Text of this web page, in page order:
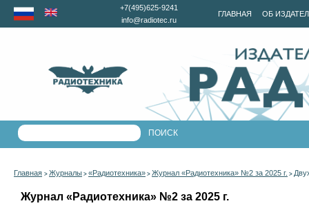
ГЛАВНАЯ ОБ
+7(495)625-9241
info@radiotec.ru
Главная > Журналы > «Радиотехника» > Журнал «Радиотехника» №2 за 2025 г. >
Журнал «Радиотехника» №2 за 2025 г.